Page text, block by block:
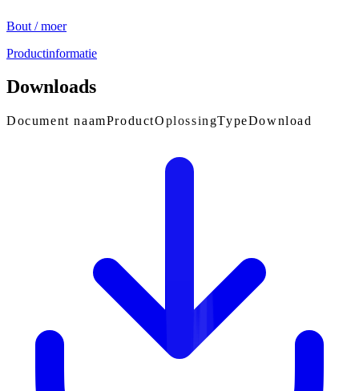
Bout / moer
Productinformatie
Downloads
Document naamProductOplossingTypeDownload